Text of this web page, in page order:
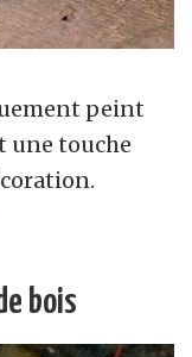
peint
une touche
bois